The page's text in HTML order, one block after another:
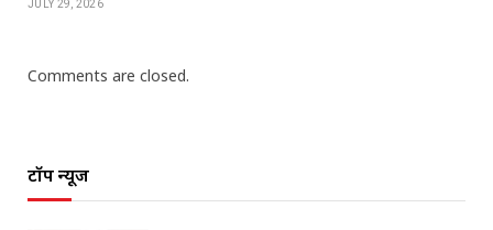
JULY 29, 2026
Comments are closed.
टॉप न्यूज